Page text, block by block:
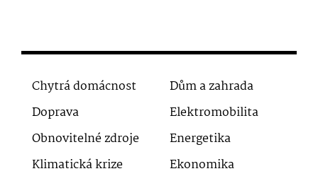
Chytrá domácnost
Dům a zahrada
Doprava
Elektromobilita
Obnovitelné zdroje
Energetika
Klimatická krize
Ekonomika